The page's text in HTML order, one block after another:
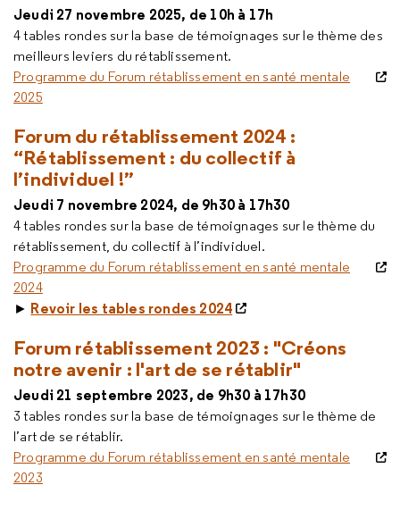
Jeudi 27 novembre 2025, de 10h à 17h
4 tables rondes sur la base de témoignages sur le thème des
meilleurs leviers du rétablissement.
Programme du Forum rétablissement en santé mentale
2025
Forum du rétablissement 2024 :
“Rétablissement : du collectif à
l’individuel !”
Jeudi 7 novembre 2024, de 9h30 à 17h30
4 tables rondes sur la base de témoignages sur le thème du
rétablissement, du collectif à l’individuel.
Programme du Forum rétablissement en santé mentale
2024
► Revoir les tables rondes 2024
Forum rétablissement 2023 : "Créons
notre avenir : l'art de se rétablir"
Jeudi 21 septembre 2023, de 9h30 à 17h30
3 tables rondes sur la base de témoignages sur le thème de
l’art de se rétablir.
Programme du Forum rétablissement en santé mentale
2023